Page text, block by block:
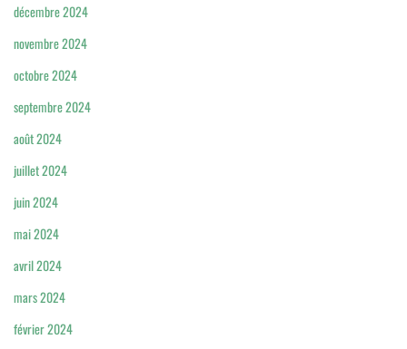
décembre 2024
novembre 2024
octobre 2024
septembre 2024
août 2024
juillet 2024
juin 2024
mai 2024
avril 2024
mars 2024
février 2024